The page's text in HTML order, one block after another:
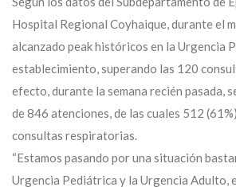
Hospital Regional Coyhaique, durante el
alcanzado peak históricos en la Urgencia
establecimiento, superando las 120
efecto, durante la semana recién pasada,
de 846 atenciones, de las cuales 512
consultas respiratorias.
“Estamos pasando por una situación
Urgencia Pediátrica y la Urgencia Adulto,